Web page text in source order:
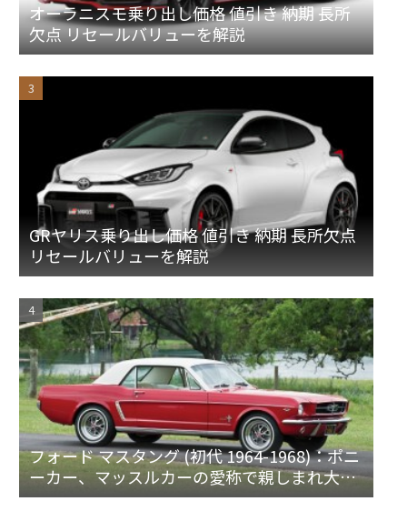
オーラニスモ乗り出し価格 値引き 納期 長所
欠点 リセールバリューを解説
GRヤリス乗り出し価格 値引き 納期 長所欠点
リセールバリューを解説
フォード マスタング (初代 1964-1968)：ポニ
ーカー、マッスルカーの愛称で親しまれ大ヒ
ット